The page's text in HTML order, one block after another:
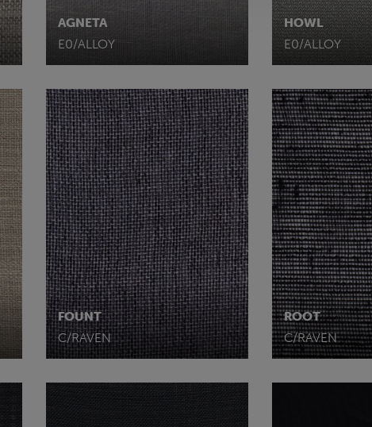
AGNETA
E0/ALLOY
HOWL
E0/ALLOY
FOUNT
C/RAVEN
ROOT
C/RAVEN